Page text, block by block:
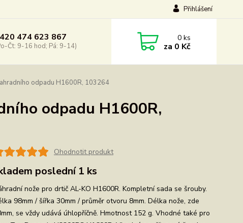
Přihlášení
474 623 867
Čt: 9-16 hod; Pá: 9-14)
0ks
za 0 Kč
odpadu H1600R, 103264
odpadu H1600R,
Ohodnotit produkt
poslední 1 ks
nože pro drtič AL-KO H1600R. Kompletní sada se šrouby.
98mm / šířka 30mm / průměr otvoru 8mm. Délka nože, zde
se vždy udává úhlopříčně. Hmotnost 152 g. Vhodné také pro